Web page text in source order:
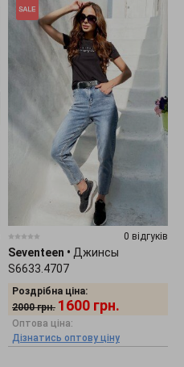
0 відгуків
Seventeen • Джинсы
S6633.4707
Роздрібна ціна:
2000 грн. 1600 грн.
Оптова ціна:
Дізнатись оптову ціну